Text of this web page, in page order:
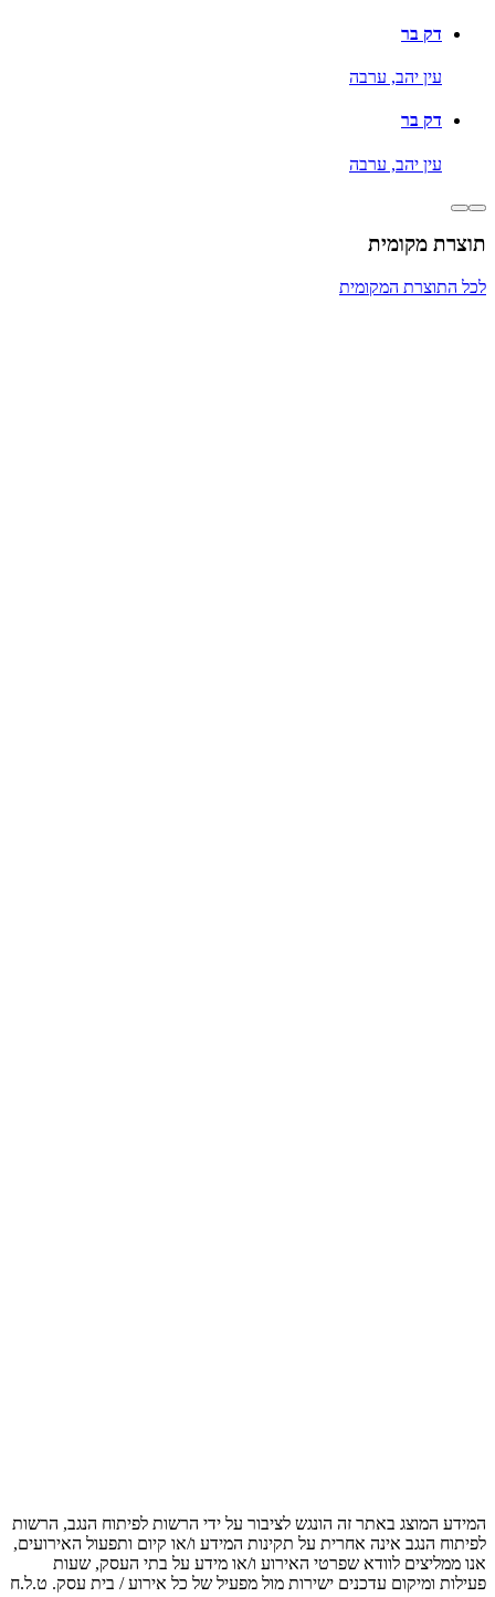
דק בר
עין יהב, ערבה
דק בר
עין יהב, ערבה
תוצרת מקומית
לכל התוצרת המקומית
המידע המוצג באתר זה הונגש לציבור על ידי הרשות לפיתוח הנגב, הרשות
לפיתוח הנגב אינה אחרית על תקינות המידע ו/או קיום ותפעול האירועים,
אנו ממליצים לוודא שפרטי האירוע ו/או מידע על בתי העסק, שעות
פעילות ומיקום עדכנים ישירות מול מפעיל של כל אירוע / בית עסק. ט.ל.ח